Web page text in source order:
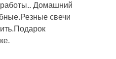
Домашний
свечи